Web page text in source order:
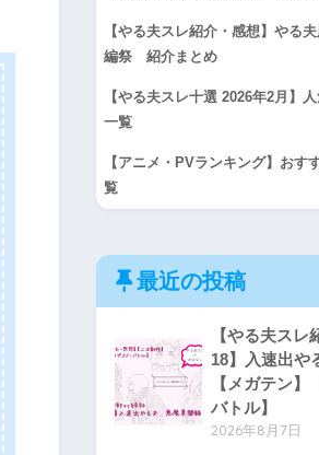
【やる夫スレ紹介・感想】やる
編祭 紹介まとめ
【やる夫スレ十選 2026年2月】
一覧
【アニメ・PVランキング】おす
覧
最近の投稿
【やる夫ス
18】入速出
【メガテン】
バトル】
2026年8月7日